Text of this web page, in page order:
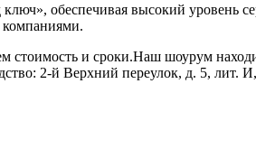
ключ», обеспечивая высокий уровень
и сроки.Наш шоурум
2-й Верхний переулок, д. 5, лит.